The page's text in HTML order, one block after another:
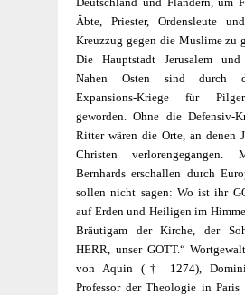
Äbte, Priester, Ordensleute
Kreuzzug gegen die Muslime zu
Die Hauptstadt Jerusalem
Nahen Osten sind durch
Expansions-Kriege für
geworden. Ohne die Defensiv-
Ritter wä­ren die Orte, an denen
Christen verlorengegangen.
Bernhards erschallen durch
sollen nicht sagen: Wo ist ihr
auf Erden und Heiligen im
Bräutigam der Kirche, der
HERR, unser GOTT.“
von Aquin († 1274),
Professor der Theologie in